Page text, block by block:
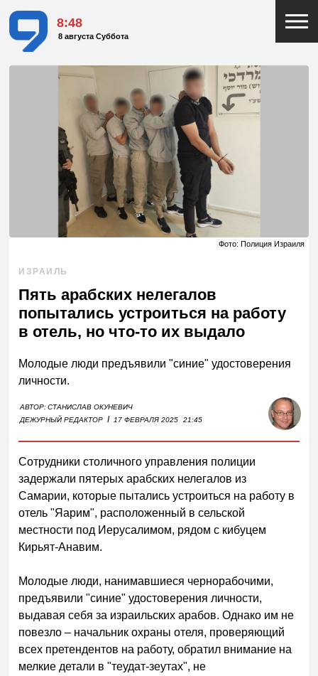
8:48
8 августа Суббота
Фото: Полиция Израиля
ИЗРАИЛЬ
Пять арабских нелегалов
попытались устроиться на работу
в отель, но что-то их выдало
Молодые люди предъявили "синие" удостоверения
личности.
АВТОР:СТАНИСЛАВ ОКУНЕВИЧ
ДЕЖУРНЫЙ РЕДАКТОР I 17 ФЕВРАЛЯ 2025 21:45
Сотрудники столичного управления полиции
задержали пятерых арабских нелегалов из
Самарии, которые пытались устроиться на работу в
отель "Яарим", расположенный в сельской
местности под Иерусалимом, рядом с кибуцем
Кирьят-Анавим.
Молодые люди, нанимавшиеся чернорабочими,
предъявили "синие" удостоверения личности,
выдавая себя за израильских арабов. Однако им не
повезло – начальник охраны отеля, проверяющий
всех претендентов на работу, обратил внимание на
мелкие детали в "теудат-зеутах", не